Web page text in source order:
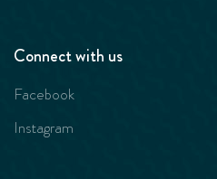
Connect with us
Facebook
Instagram